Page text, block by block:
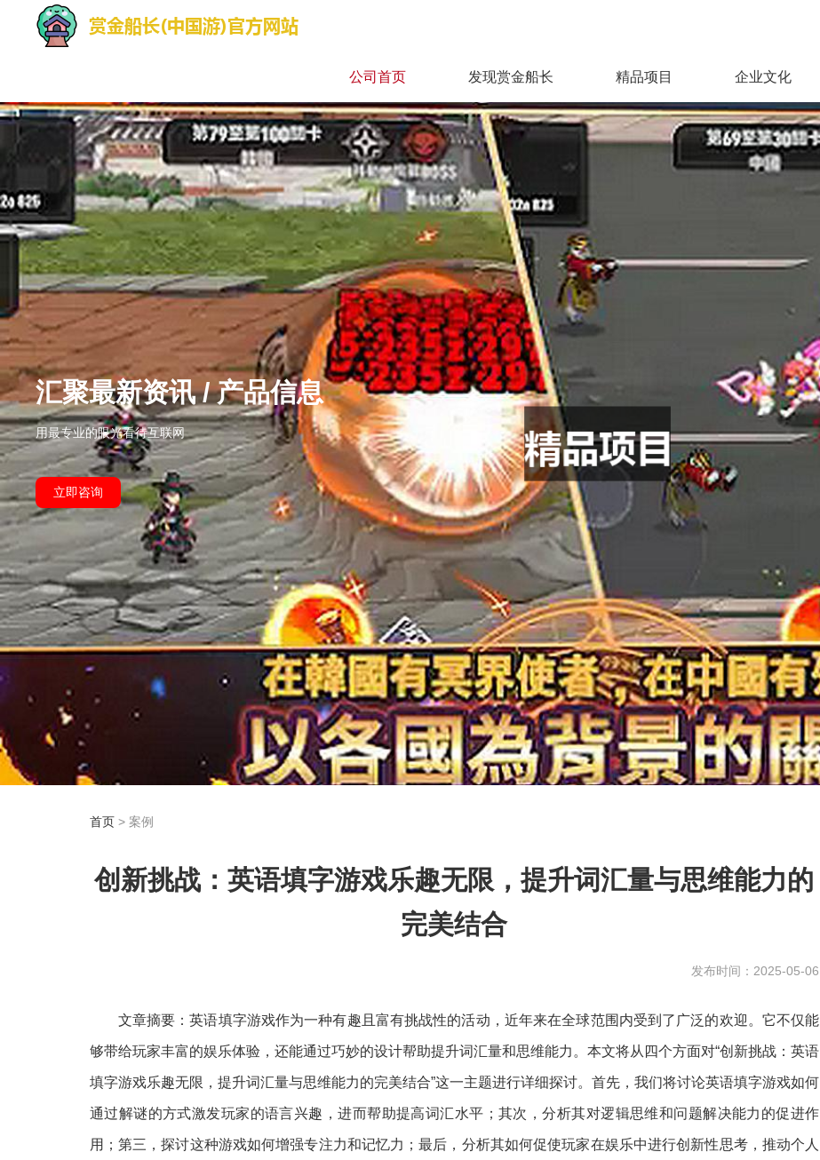
公司首页 发现赏金船长 精品项目 企业文化
汇聚最新资讯 / 产品信息
用最专业的眼光看待互联网
立即咨询
首页> 案例
创新挑战：英语填字游戏乐趣无限，提升词汇量与思维能力的
完美结合
发布时间：2025-05-06
文章摘要：英语填字游戏作为一种有趣且富有挑战性的活动，近年来在全球范围内受到了广泛的欢迎。它不仅能
够带给玩家丰富的娱乐体验，还能通过巧妙的设计帮助提升词汇量和思维能力。本文将从四个方面对“创新挑战：英语
填字游戏乐趣无限，提升词汇量与思维能力的完美结合”这一主题进行详细探讨。首先，我们将讨论英语填字游戏如何
通过解谜的方式激发玩家的语言兴趣，进而帮助提高词汇水平；其次，分析其对逻辑思维和问题解决能力的促进作
用；第三，探讨这种游戏如何增强专注力和记忆力；最后，分析其如何促使玩家在娱乐中进行创新性思考，推动个人